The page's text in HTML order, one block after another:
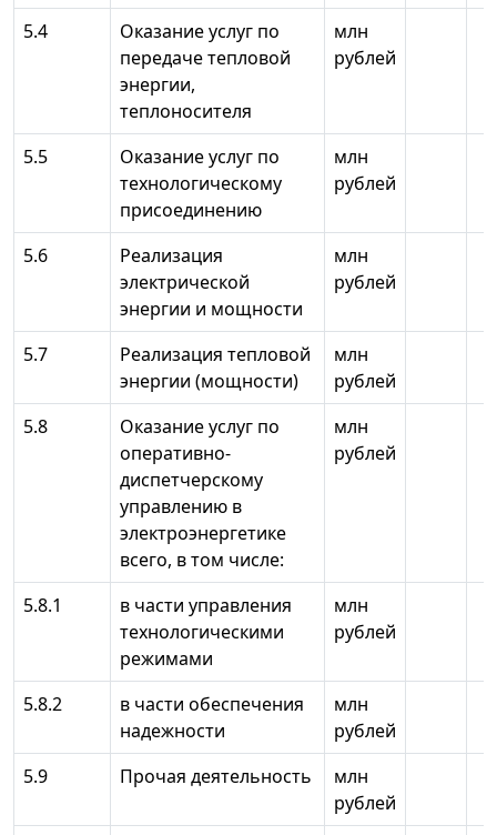
5.4
Оказание услуг по
передаче тепловой
энергии,
теплоносителя
млн
рублей
5.5
Оказание услуг по
технологическому
присоединению
млн
рублей
5.6
Реализация
электрической
энергии и мощности
млн
рублей
5.7
Реализация тепловой
энергии (мощности)
млн
рублей
5.8
Оказание услуг по
оперативно-
диспетчерскому
управлению в
электроэнергетике
всего, в том числе:
млн
рублей
5.8.1
в части управления
технологическими
режимами
млн
рублей
5.8.2
в части обеспечения
надежности
млн
рублей
5.9
Прочая деятельность
млн
рублей